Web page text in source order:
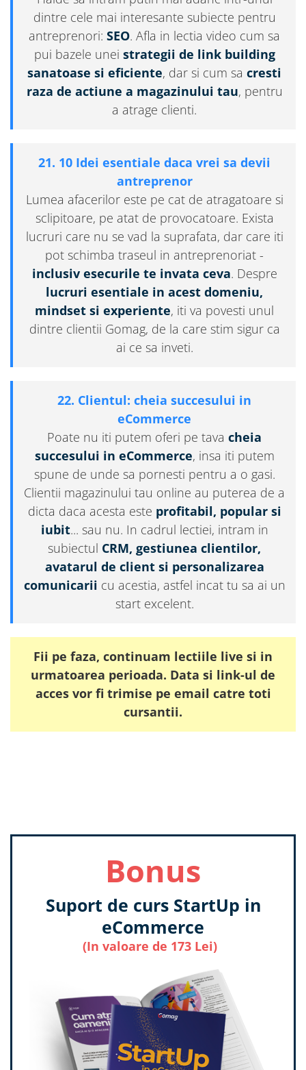
dintre cele mai interesante subiecte pentru
antreprenori: SEO. Afla in lectia video cum sa
pui bazele unei strategii de link building
sanatoase si eficiente, dar si cum sa cresti
raza de actiune a magazinului tau, pentru
a atrage clienti.
21. 10 Idei esentiale daca vrei sa devii
antreprenor
Lumea afacerilor este pe cat de atragatoare si
sclipitoare, pe atat de provocatoare. Exista
lucruri care nu se vad la suprafata, dar care iti
pot schimba traseul in antreprenoriat -
inclusiv esecurile te invata ceva. Despre
lucruri esentiale in acest domeniu,
mindset si experiente, iti va povesti unul
dintre clientii Gomag, de la care stim sigur ca
ai ce sa inveti.
22. Clientul: cheia succesului in
eCommerce
Poate nu iti putem oferi pe tava cheia
succesului in eCommerce, insa iti putem
spune de unde sa pornesti pentru a o gasi.
Clientii magazinului tau online au puterea de a
dicta daca acesta este profitabil, popular si
iubit... sau nu. In cadrul lectiei, intram in
subiectul CRM, gestiunea clientilor,
avatarul de client si personalizarea
comunicarii cu acestia, astfel incat tu sa ai un
start excelent.
Fii pe faza, continuam lectiile live si in
urmatoarea perioada. Data si link-ul de
acces vor fi trimise pe email catre toti
cursantii.
Bonus
Suport de curs StartUp in
eCommerce
(In valoare de 173 Lei)